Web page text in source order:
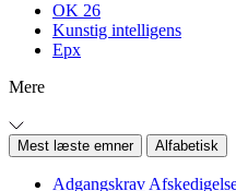
OK 26
Kunstig intelligens
Epx
Mere
Mest læste emner Alfabetisk
Adgangskrav